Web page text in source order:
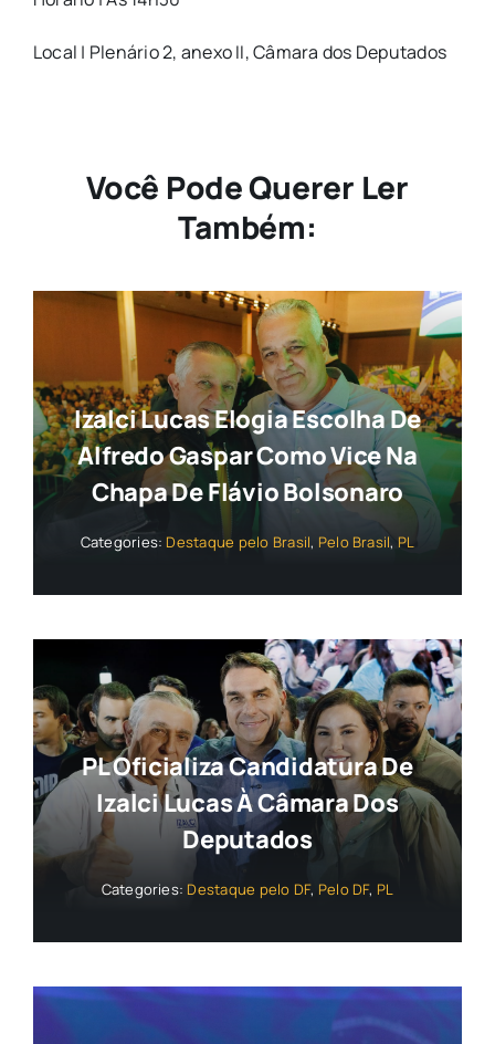
Local | Plenário 2, anexo II, Câmara dos Deputados
Você Pode Querer Ler
Também:
Izalci Lucas Elogia Escolha De
Alfredo Gaspar Como Vice Na
Chapa De Flávio Bolsonaro
Categories: Destaque pelo Brasil, Pelo Brasil, PL
PL Oficializa Candidatura De
Izalci Lucas À Câmara Dos
Deputados
Categories: Destaque pelo DF, Pelo DF, PL